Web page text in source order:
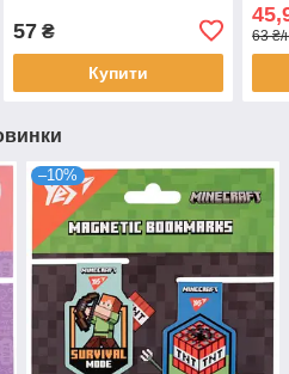
57₴
Купити
63 ₴/
–10%